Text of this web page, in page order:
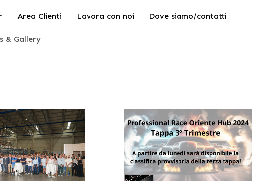
Area Clienti Lavora con noi Dove siamo/contatti
& Gallery